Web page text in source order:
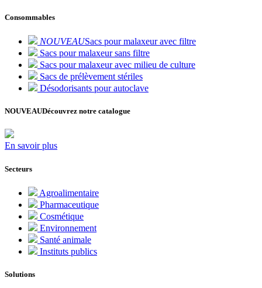
Consommables
NOUVEAUSacs pour malaxeur avec filtre
Sacs pour malaxeur sans filtre
Sacs pour malaxeur avec milieu de culture
Sacs de prélèvement stériles
Désodorisants pour autoclave
NOUVEAUDécouvrez notre catalogue
En savoir plus
Secteurs
Agroalimentaire
Pharmaceutique
Cosmétique
Environnement
Santé animale
Instituts publics
Solutions